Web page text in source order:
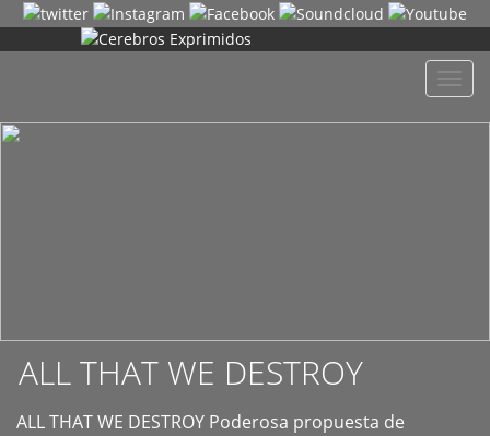
ALL THAT WE DESTROY
ALL THAT WE DESTROY Poderosa propuesta de